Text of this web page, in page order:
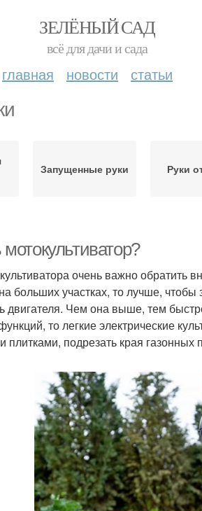
ЗЕЛЁНЫЙ САД
всё для дачи и сада
главная новости статьи
Запущенные руки Руки
очень важно обратить
больших участках, то лучше,
Чем она выше, тем
то легкие электрические
подрезать края газонных